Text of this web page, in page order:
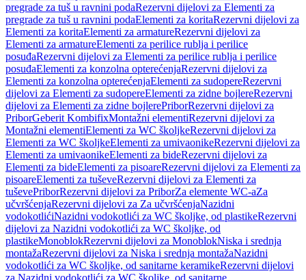
pregrade za tuš u ravnini podaRezervni dijelovi za Elementi za
pregrade za tuš u ravnini podaElementi za koritaRezervni dijelovi za
Elementi za koritaElementi za armatureRezervni dijelovi za
Elementi za armatureElementi za perilice rublja i perilice
posuđaRezervni dijelovi za Elementi za perilice rublja i perilice
posuđaElementi za konzolna opterećenjaRezervni dijelovi za
Elementi za konzolna opterećenjaElementi za sudopereRezervni
dijelovi za Elementi za sudopereElementi za zidne bojlereRezervni
dijelovi za Elementi za zidne bojlerePriborRezervni dijelovi za
PriborGeberit KombifixMontažni elementiRezervni dijelovi za
Montažni elementiElementi za WC školjkeRezervni dijelovi za
Elementi za WC školjkeElementi za umivaonikeRezervni dijelovi za
Elementi za umivaonikeElementi za bideRezervni dijelovi za
Elementi za bideElementi za pisoareRezervni dijelovi za Elementi za
pisoareElementi za tuševeRezervni dijelovi za Elementi za
tuševePriborRezervni dijelovi za PriborZa elemente WC-aZa
učvršćenjaRezervni dijelovi za Za učvršćenjaNazidni
vodokotlićiNazidni vodokotlići za WC školjke, od plastikeRezervni
dijelovi za Nazidni vodokotlići za WC školjke, od
plastikeMonoblokRezervni dijelovi za MonoblokNiska i srednja
montažaRezervni dijelovi za Niska i srednja montažaNazidni
vodokotlići za WC školjke, od sanitarne keramikeRezervni dijelovi
za Nazidni vodokotlići za WC školjke, od sanitarne